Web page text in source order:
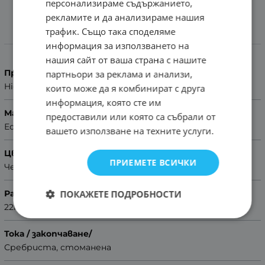
Характеристики
Производител
Hightone
Материал
Естествена кожа
Цвят
Черен
Размер
22mm
Тока / закопчаване/
Сребриста, стоманена
персонализираме съдържанието,
рекламите и да анализираме нашия
трафик. Също така споделяме
информация за използването на
нашия сайт от ваша страна с нашите
партньори за реклама и анализи,
които може да я комбинират с друга
информация, която сте им
предоставили или която са събрали от
вашето използване на техните услуги.
ПРИЕМЕТЕ ВСИЧКИ
ПОКАЖЕТЕ ПОДРОБНОСТИ